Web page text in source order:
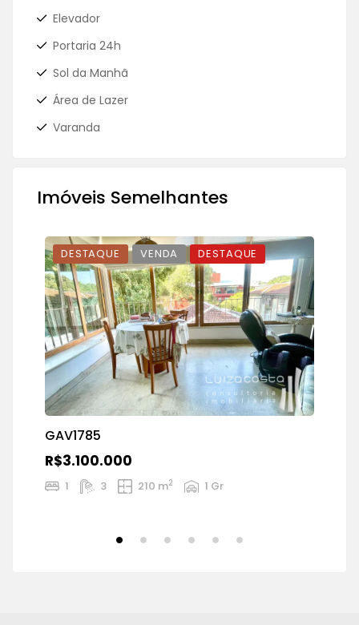
Elevador
Portaria 24h
Sol da Manhã
Área de Lazer
Varanda
Imóveis Semelhantes
DESTAQUE VENDA DESTAQUE
GAV1785
R$3.100.000
1 3 210 m2 1 Gr